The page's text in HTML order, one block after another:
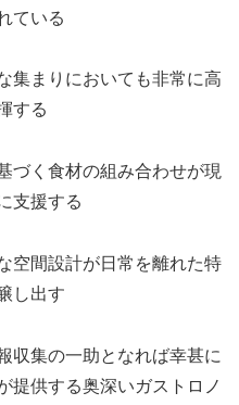
ている
集まりにおいても非常に高
する
づく食材の組み合わせが現
支援する
空間設計が日常を離れた特
し出す
収集の一助となれば幸甚に
提供する奥深いガストロノ